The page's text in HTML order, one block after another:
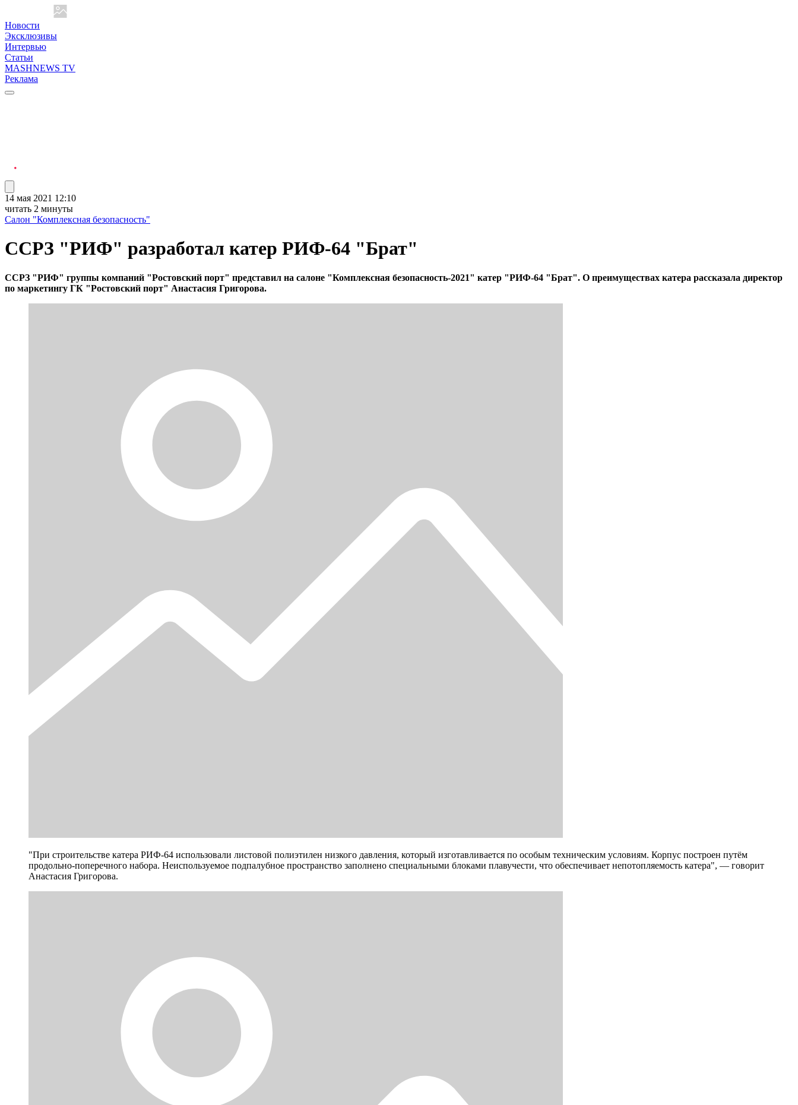
Новости
Эксклюзивы
Интервью
Статьи
MASHNEWS TV
Реклама
14 мая 2021 12:10
читать 2 минуты
Салон "Комплексная безопасность"
ССРЗ "РИФ" разработал катер РИФ-64 "Брат"
ССРЗ "РИФ" группы компаний "Ростовский порт" представил на салоне "Комплексная безопасность-2021" катер "РИФ-64 "Брат". О преимуществах катера рассказала директор
по маркетингу ГК "Ростовский порт" Анастасия Григорова.
"При строительстве катера РИФ-64 использовали листовой полиэтилен низкого давления, который изготавливается по особым техническим условиям. Корпус построен путём
продольно-поперечного набора. Неиспользуемое подпалубное пространство заполнено специальными блоками плавучести, что обеспечивает непотопляемость катера", — говорит
Анастасия Григорова.